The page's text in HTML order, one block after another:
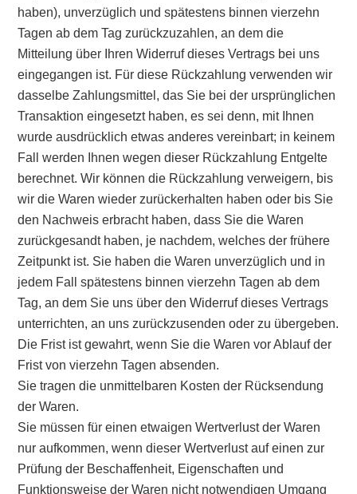
haben), unverzüglich und spätestens binnen vierzehn
Tagen ab dem Tag zurückzuzahlen, an dem die
Mitteilung über Ihren Widerruf dieses Vertrags bei uns
eingegangen ist. Für diese Rückzahlung verwenden wir
dasselbe Zahlungsmittel, das Sie bei der ursprünglichen
Transaktion eingesetzt haben, es sei denn, mit Ihnen
wurde ausdrücklich etwas anderes vereinbart; in keinem
Fall werden Ihnen wegen dieser Rückzahlung Entgelte
berechnet. Wir können die Rückzahlung verweigern, bis
wir die Waren wieder zurückerhalten haben oder bis Sie
den Nachweis erbracht haben, dass Sie die Waren
zurückgesandt haben, je nachdem, welches der frühere
Zeitpunkt ist. Sie haben die Waren unverzüglich und in
jedem Fall spätestens binnen vierzehn Tagen ab dem
Tag, an dem Sie uns über den Widerruf dieses Vertrags
unterrichten, an uns zurückzusenden oder zu übergeben.
Die Frist ist gewahrt, wenn Sie die Waren vor Ablauf der
Frist von vierzehn Tagen absenden.
Sie tragen die unmittelbaren Kosten der Rücksendung
der Waren.
Sie müssen für einen etwaigen Wertverlust der Waren
nur aufkommen, wenn dieser Wertverlust auf einen zur
Prüfung der Beschaffenheit, Eigenschaften und
Funktionsweise der Waren nicht notwendigen Umgang